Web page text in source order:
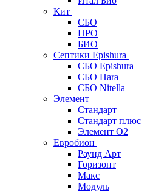
Кит
СБО
ПРО
БИО
Септики Epishura
СБО Epishura
СБО Hara
СБО Nitella
Элемент
Стандарт
Стандарт плюс
Элемент О2
Евробион
Раунд Арт
Горизонт
Макс
Модуль